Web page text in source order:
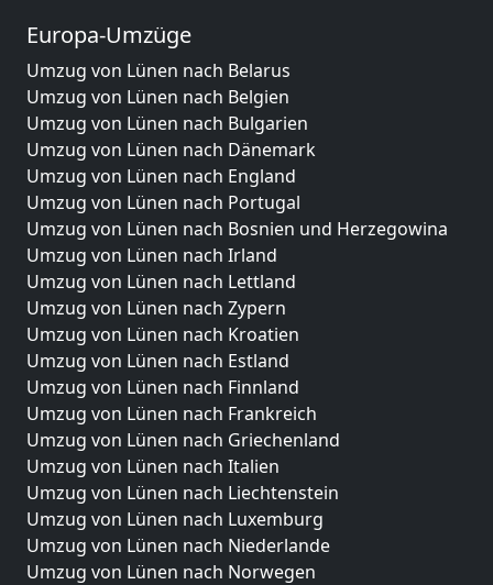
Europa-Umzüge
Umzug von Lünen nach Belarus
Umzug von Lünen nach Belgien
Umzug von Lünen nach Bulgarien
Umzug von Lünen nach Dänemark
Umzug von Lünen nach England
Umzug von Lünen nach Portugal
Umzug von Lünen nach Bosnien und Herzegowina
Umzug von Lünen nach Irland
Umzug von Lünen nach Lettland
Umzug von Lünen nach Zypern
Umzug von Lünen nach Kroatien
Umzug von Lünen nach Estland
Umzug von Lünen nach Finnland
Umzug von Lünen nach Frankreich
Umzug von Lünen nach Griechenland
Umzug von Lünen nach Italien
Umzug von Lünen nach Liechtenstein
Umzug von Lünen nach Luxemburg
Umzug von Lünen nach Niederlande
Umzug von Lünen nach Norwegen